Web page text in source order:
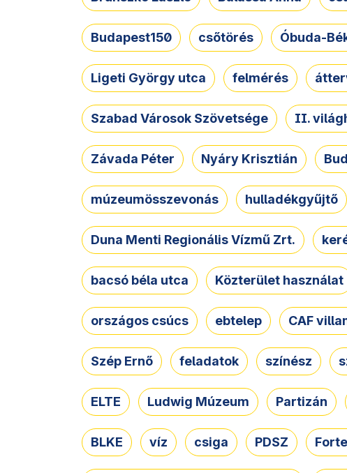
Budapest150 csőtörés Óbuda-
Ligeti György utca felmérés
Szabad Városok Szövetsége II.
Závada Péter Nyáry Krisztián
múzeumösszevonás hulladékgyűjtő
Duna Menti Regionális Vízmű Zrt.
bacsó béla utca Közterület használat
országos csúcs ebtelep CAF
Szép Ernő feladatok színész
ELTE Ludwig Múzeum Partizán
BLKE víz csiga PDSZ